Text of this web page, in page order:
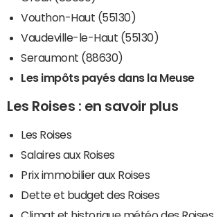
Vouthon-Haut (55130)
Vaudeville-le-Haut (55130)
Seraumont (88630)
Les impôts payés dans la Meuse
Les Roises : en savoir plus
Les Roises
Salaires aux Roises
Prix immobilier aux Roises
Dette et budget des Roises